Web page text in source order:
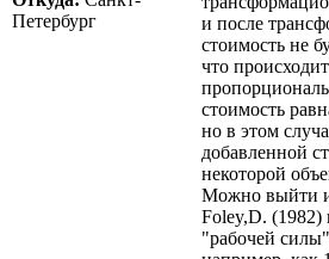
Петербург
и после
стоимость не
что
стоимость
но в этом
добавленной
некоторой
Можно выйти
Foley,D. (1982)
"рабочей